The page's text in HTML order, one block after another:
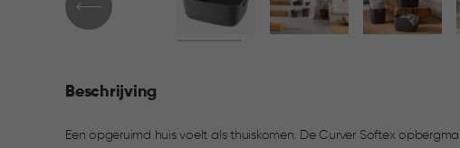
Beschrijving
Een opgeruimd huis voelt als thuiskomen. De Curver Softex